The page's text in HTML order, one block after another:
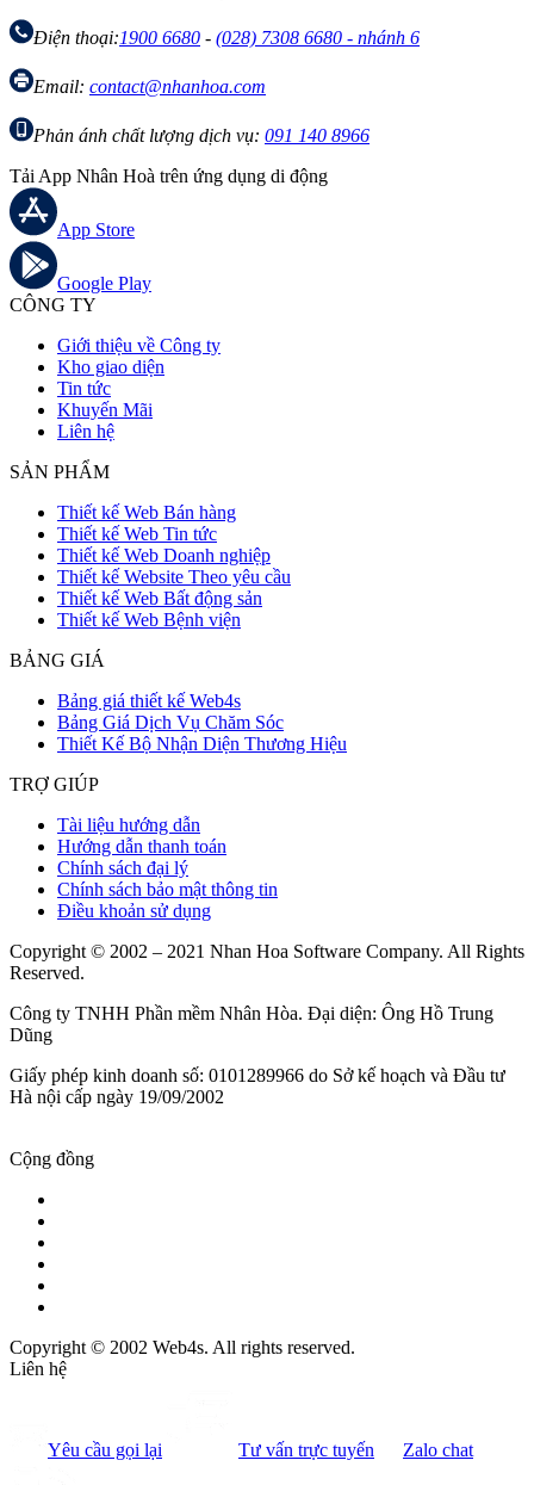
Điện thoại:1900 6680 - (028) 7308 6680 - nhánh 6
Email: contact@nhanhoa.com
Phản ánh chất lượng dịch vụ: 091 140 8966
Tải App Nhân Hoà trên ứng dụng di động
App Store
Google Play
CÔNG TY
Giới thiệu về Công ty
Kho giao diện
Tin tức
Khuyến Mãi
Liên hệ
SẢN PHẨM
Thiết kế Web Bán hàng
Thiết kế Web Tin tức
Thiết kế Web Doanh nghiệp
Thiết kế Website Theo yêu cầu
Thiết kế Web Bất động sản
Thiết kế Web Bệnh viện
BẢNG GIÁ
Bảng giá thiết kế Web4s
Bảng Giá Dịch Vụ Chăm Sóc
Thiết Kế Bộ Nhận Diện Thương Hiệu
TRỢ GIÚP
Tài liệu hướng dẫn
Hướng dẫn thanh toán
Chính sách đại lý
Chính sách bảo mật thông tin
Điều khoản sử dụng
Copyright © 2002 – 2021 Nhan Hoa Software Company. All Rights
Reserved.
Công ty TNHH Phần mềm Nhân Hòa. Đại diện: Ông Hồ Trung
Dũng
Giấy phép kinh doanh số: 0101289966 do Sở kế hoạch và Đầu tư
Hà nội cấp ngày 19/09/2002
Cộng đồng
Copyright © 2002 Web4s. All rights reserved.
Liên hệ
Yêu cầu gọi lại Tư vấn trực tuyến Zalo chat